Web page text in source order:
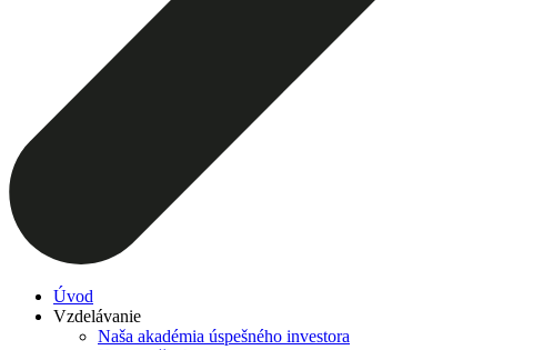
Úvod
Vzdelávanie
Naša akadémia úspešného investora